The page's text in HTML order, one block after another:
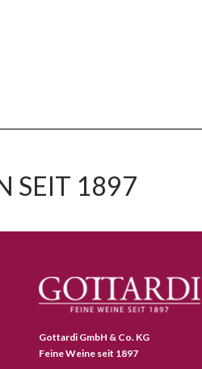
SEIT 1897
Gottardi GmbH & Co. KG
Feine Weine seit 1897